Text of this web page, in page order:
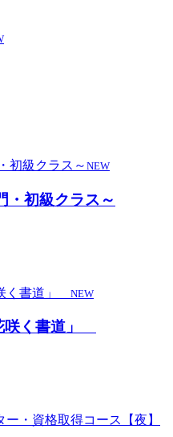
NEW
・初級クラス～
NEW
咲く書道」